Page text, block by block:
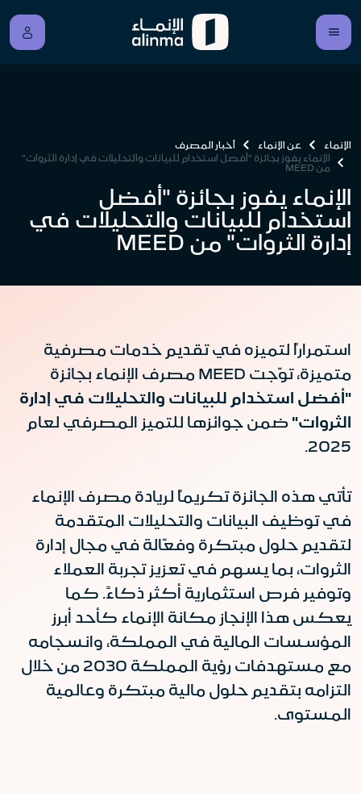
الإنماء عن الإنماء
أخبار المصرف
الإنماء يفوز بجائزة "أفضل استخدام للبيانات والتحليلات في إدارة الثروات"
من MEED
الإنماء يفوز بجائزة "أفضل
استخدام للبيانات والتحليلات في
إدارة الثروات" من MEED
استمراراً لتميزه في تقديم خدمات مصرفية
متميزة، توّجت MEED مصرف الإنماء بجائزة
" أفضل استخدام للبيانات والتحليلات في إدارة
الثروات" ضمن جوائزها للتميز المصرفي لعام
2025.
تأتي هذه الجائزة تكريماً لريادة مصرف الإنماء
في توظيف البيانات والتحليلات المتقدمة
لتقديم حلول مبتكرة وفعّالة في مجال إدارة
الثروات، بما يسهم في تعزيز تجربة العملاء
وتوفير فرص استثمارية أكثر ذكاءً. كما
يعكس هذا الإنجاز مكانة الإنماء كأحد أبرز
المؤسسات المالية في المملكة، وانسجامه
مع مستهدفات رؤية المملكة 2030 من خلال
التزامه بتقديم حلول مالية مبتكرة وعالمية
المستوى.